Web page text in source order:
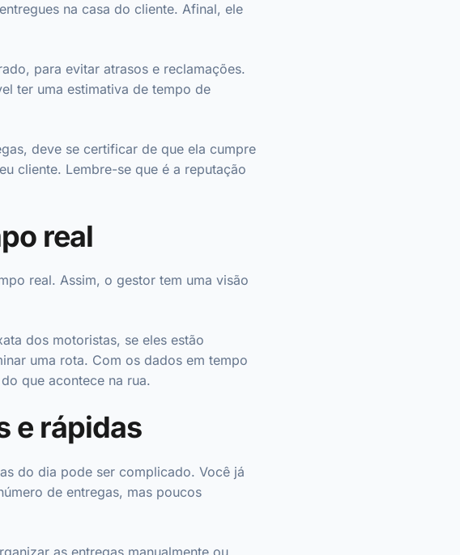
na casa do cliente. Afinal, ele
para evitar atrasos e reclamações.
ter uma estimativa de tempo de
deve se certificar de que ela cumpre
cliente. Lembre-se que é a reputação
real
real. Assim, o gestor tem uma visão
dos motoristas, se eles estão
uma rota. Com os dados em tempo
que acontece na rua.
e rápidas
do dia pode ser complicado. Você já
de entregas, mas poucos